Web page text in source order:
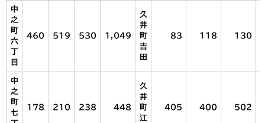
中
之
町
六
目
460 519 530 1,049
久
井
町
吉
田
83 118 130
中
之
町
七
178 210 238 448
久
井
町
江
405 400 502